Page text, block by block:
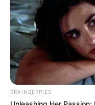
ตัดผมวันจันทร์
มีลาภเข้ามา ค้าข
ตัดผมวันอังคา
BRAINBERRIES